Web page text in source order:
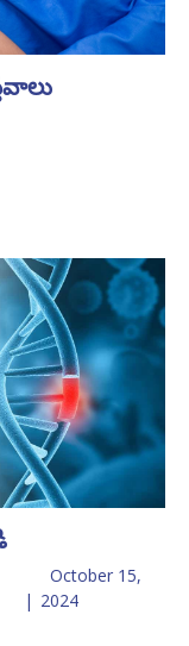
|
October 15,
2024